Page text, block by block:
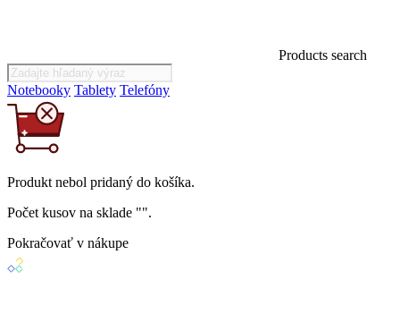
Products search
Notebooky Tablety Telefóny
Produkt nebol pridaný do košíka.
Počet kusov na sklade "".
Pokračovať v nákupe